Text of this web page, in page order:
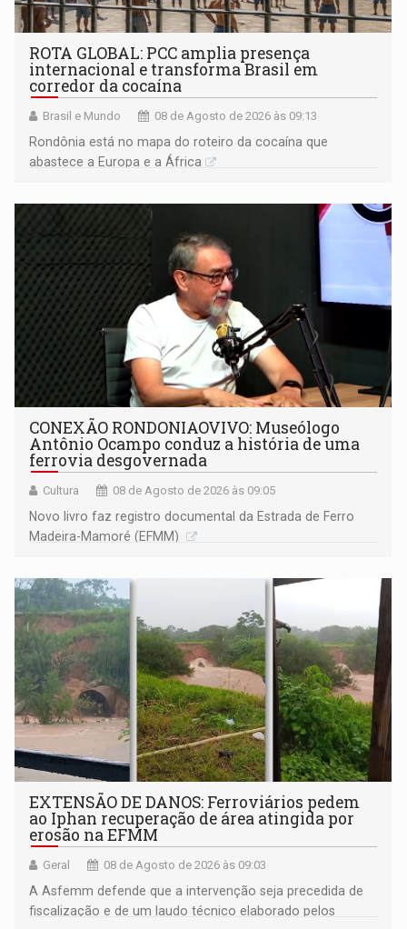
ROTA GLOBAL: PCC amplia presença
internacional e transforma Brasil em
corredor da cocaína
Brasil e Mundo 08 de Agosto de 2026 às 09:13
Rondônia está no mapa do roteiro da cocaína que
abastece a Europa e a África
CONEXÃO RONDONIAOVIVO: Museólogo
Antônio Ocampo conduz a história de uma
ferrovia desgovernada
Cultura 08 de Agosto de 2026 às 09:05
Novo livro faz registro documental da Estrada de Ferro
Madeira-Mamoré (EFMM)
EXTENSÃO DE DANOS: Ferroviários pedem
ao Iphan recuperação de área atingida por
erosão na EFMM
Geral 08 de Agosto de 2026 às 09:03
A Asfemm defende que a intervenção seja precedida de
fiscalização e de um laudo técnico elaborado pelos